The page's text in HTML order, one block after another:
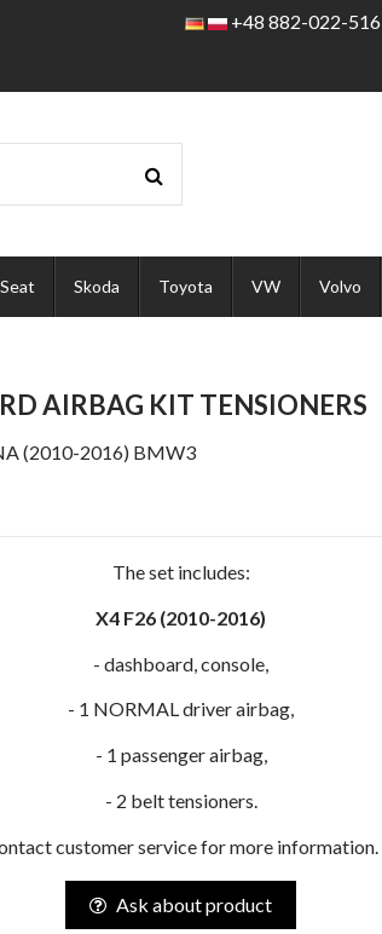
+48 882-022-516
Seat Skoda Toyota VW Volvo
AIRBAG KIT TENSIONERS
(2010-2016) BMW3
The set includes:
X4 F26 (2010-2016)
- dashboard, console,
- 1 NORMAL driver airbag,
- 1 passenger airbag,
- 2 belt tensioners.
customer service for more information.
Ask about product